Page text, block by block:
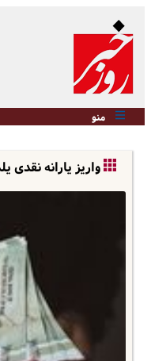
منو
واریز یارانه نقدی